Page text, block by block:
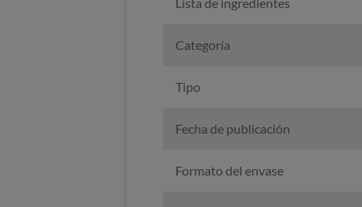
Lista de ingredientes
Categoría
Tipo
Fecha de publicación
Formato del envase